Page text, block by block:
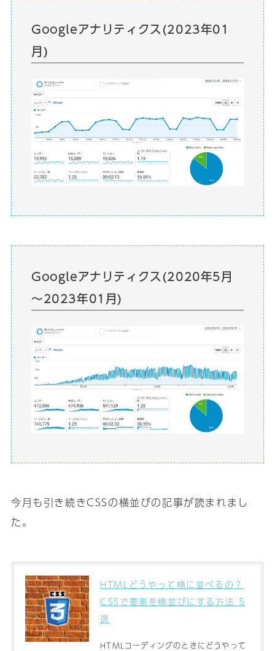
Googleアナリティクス(2023年01
月)
Googleアナリティクス(2020年5月
～2023年01月)
今月も引き続きCSSの横並びの記事が読まれまし
た｡
HTMLどうやって横に並べるの？
CSSで要素を横並びにする方法 5
選
HTMLコーディングのときにどうやって